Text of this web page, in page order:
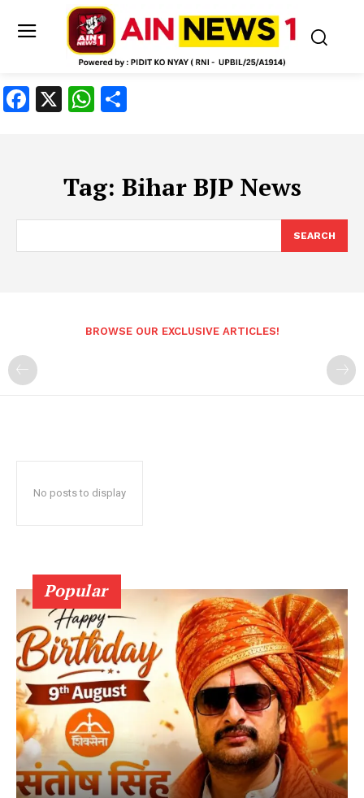
Facebook
X WhatsApp
Tag: Bihar BJP News
SEARCH
BROWSE OUR EXCLUSIVE ARTICLES!
No posts to display
Popular